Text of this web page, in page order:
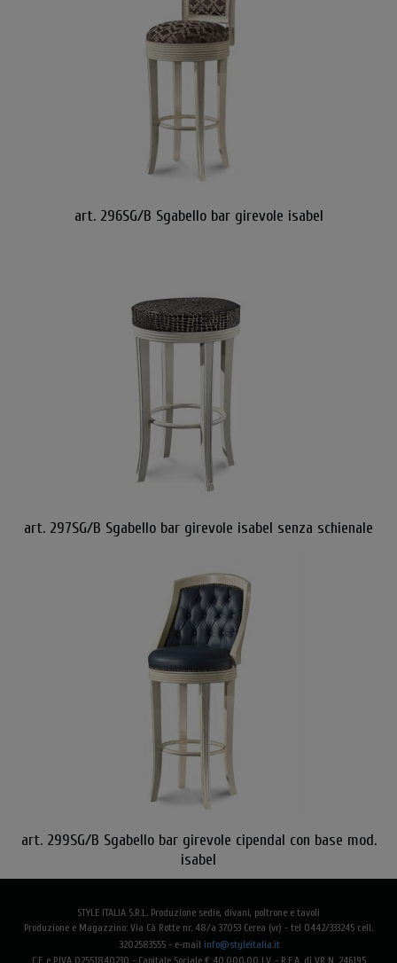
art. 296SG/B Sgabello bar girevole isabel
art. 297SG/B Sgabello bar girevole isabel senza schienale
art. 299SG/B Sgabello bar girevole cipendal con base mod.
isabel
STYLE ITALIA S.R.L. Produzione sedie, divani, poltrone e tavoli
Produzione e Magazzino: Via Cà Rotte nr. 48/a 37053 Cerea (vr) - tel 0442/333245 cell.
3202583555 - e-mail info@styleitalia.it